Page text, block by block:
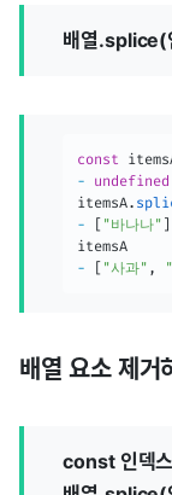
배열.splice(
const
-
undefined
itemsA.
-
"바나나"
-
"사과" ,
배열 요소 제거
const 인덱